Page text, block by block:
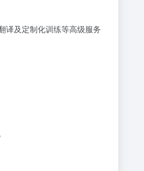
译及定制化训练等高级服务